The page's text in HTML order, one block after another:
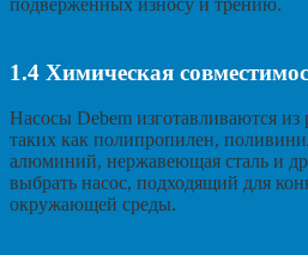
подверженных износу и трению.
1.4 Химическая
Насосы Debem изготавливаются из
таких как полипропилен,
алюминий, нержавеющая сталь и
выбрать насос, подходящий для
окружающей среды.